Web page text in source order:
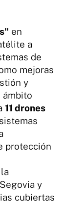
en
a
de
mejoras
y
ámbito
11 drones
protección
y
cubiertas